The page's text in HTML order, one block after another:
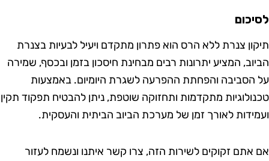
צנרת ללא הרס הוא פתרון מתקדם ויעיל לבעיות בצנרת
המציע יתרונות רבים מבחינת חיסכון בזמן ובכסף, שמירה
והפחתת ההפרעה לשגרת היומיום. באמצעות
מתקדמות ותחזוקה שוטפת, ניתן להבטיח תפקוד תקין
לאורך זמן של מערכת הביוב הביתית והעסקית.
זקוקים לשירות הזה, צרו קשר איתנו ונשמח לעזור